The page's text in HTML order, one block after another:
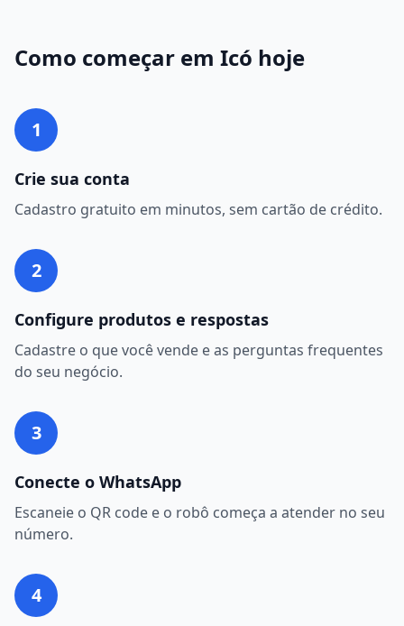
Como começar em Icó hoje
1
Crie sua conta
Cadastro gratuito em minutos, sem cartão de crédito.
2
Configure produtos e respostas
Cadastre o que você vende e as perguntas frequentes
do seu negócio.
3
Conecte o WhatsApp
Escaneie o QR code e o robô começa a atender no seu
número.
4